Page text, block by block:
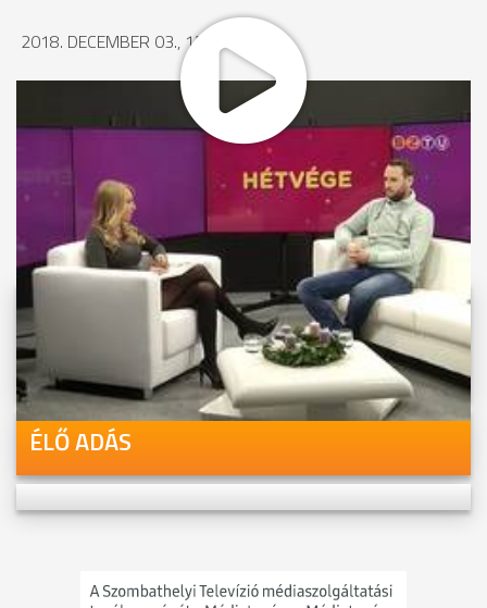
2018. DECEMBER 03., 15:02
MEGOSZTÁS
Videóink megtekinthetőek
Youtube-csatornánkon is!
ÉLŐ ADÁS